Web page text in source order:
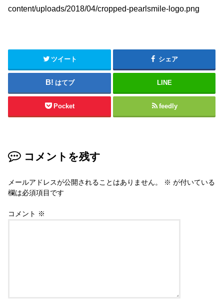
content/uploads/2018/04/cropped-pearlsmile-logo.png
ツイート シェア
はてブ LINE
Pocket feedly
コメントを残す
メールアドレスが公開されることはありません。 ※ が付いている
欄は必須項目です
コメント ※